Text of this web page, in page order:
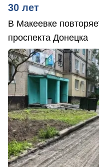
30 лет
В Макеевке
проспекта Донецка